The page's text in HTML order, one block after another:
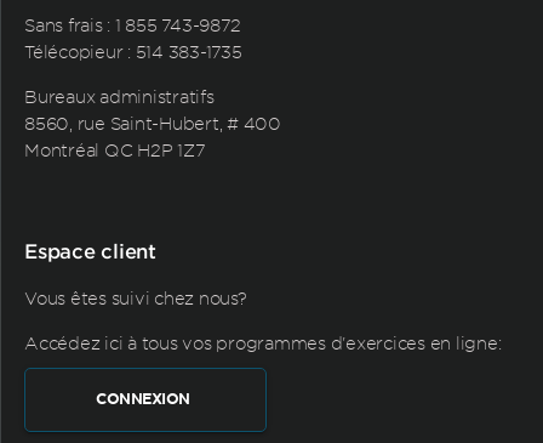
Sans frais : 1 855 743-9872
Télécopieur : 514 383-1735
Bureaux administratifs
8560, rue Saint-Hubert, # 400
Montréal QC H2P 1Z7
Espace client
Vous êtes suivi chez nous?
Accédez ici à tous vos programmes d'exercices en ligne:
CONNEXION